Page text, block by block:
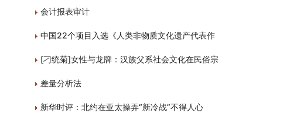
会计报表审计
中国22个项目入选《人类非物质文化遗产代表作
[刁统菊]女性与龙牌：汉族父系社会文化在民俗宗
差量分析法
新华时评：北约在亚太操弄“新冷战”不得人心